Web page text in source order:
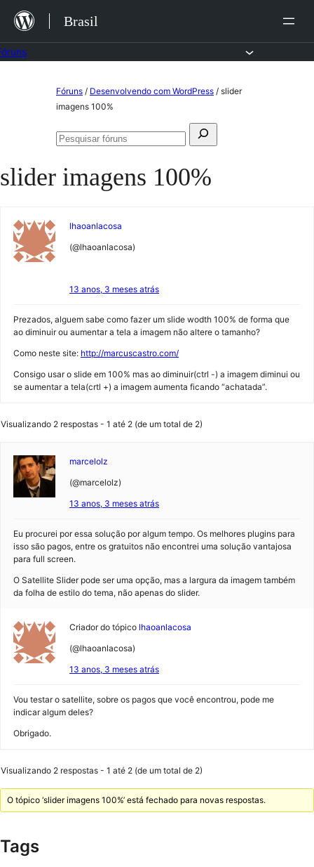
para
o
Brasil
Fóruns / Desenvolvendo com WordPress / slider
imagens 100%
Pesquisar
Pesquisar
slider imagens 100%
lhaoanlacosa
(@lhaoanlacosa)
13 anos, 3 meses atrás
Prezados, alguem sabe como fazer um slide wodth 100% de forma que
ao diminuir ou aumentar a tela a imagem não altere o tamanho?
Como neste site: http://marcuscastro.com/
Consigo usar o slide em 100% mas ao diminuir(ctrl -) a imagem diminui ou
se aumentar a tela(crtl +) a imagem aumenta ficando “achatada”.
Visualizando 2 respostas - 1 até 2 (de um total de 2)
marcelolz
(@marcelolz)
13 anos, 3 meses atrás
Eu procurei por essa solução por algum tempo. Os melhores plugins para
isso são pagos, entre os gratuitos não encontrei uma solução vantajosa
para full screen.
O Satellite Slider pode ser uma opção, mas a largura da imagem também
da folha de estilo do tema, não apenas do slider.
Criador do tópico lhaoanlacosa
(@lhaoanlacosa)
13 anos, 3 meses atrás
Vou testar o satellite, sobre os pagos que você encontrou, pode me
indicar algum deles?
Obrigado.
Visualizando 2 respostas - 1 até 2 (de um total de 2)
O tópico ‘slider imagens 100%’ está fechado para novas respostas.
Tags